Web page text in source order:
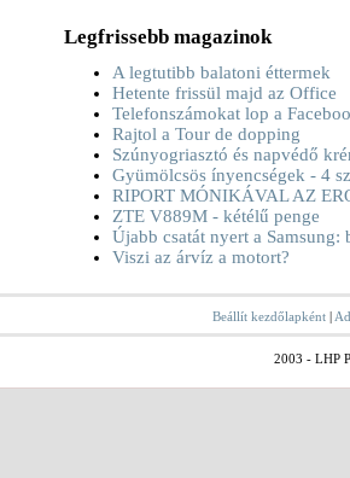
Legfrissebb magazinok
A legtutibb balatoni éttermek
Hetente frissül majd az Office
Telefonszámokat lop a
Rajtol a Tour de dopping
Szúnyogriasztó és napvédő
Gyümölcsös ínyencségek - 4
RIPORT MÓNIKÁVAL AZ
ZTE V889M - kétélű penge
Újabb csatát nyert a
Viszi az árvíz a motort?
Beállít kezdőlapként |
2003 - LHP